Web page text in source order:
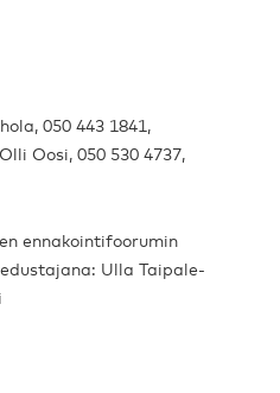
050 443 1841,
Oosi, 050 530 4737,
ennakointifoorumin
Ulla Taipale-